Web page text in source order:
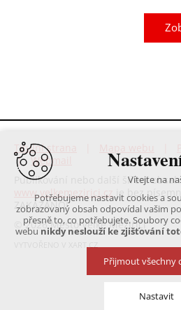
Titulní strana
|Webmail
Publikování nebo další šíření
www.velkemezirici.cz
je bez
ZAKÁZÁNO!
© 2026 Město Velké Meziříčí
VYTVOŘENO V XART.CZ
Vítejte na
Potřebujeme nastavit cookies a
zobrazovaný obsah odpovídal vašim
přesně to, co potřebujete. Soubory
webu nikdy neslouží ke zjišťování
Přijmout všechny
Nastavit